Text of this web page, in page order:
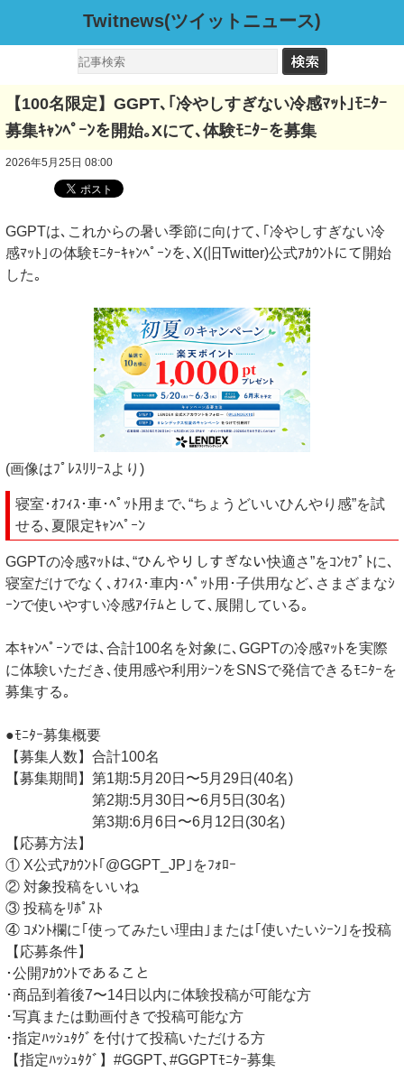
Twitnews(ツイットニュース)
【100名限定】GGPT､｢冷やしすぎない冷感ﾏｯﾄ｣ﾓﾆﾀｰ
募集ｷｬﾝﾍﾟｰﾝを開始｡Xにて､体験ﾓﾆﾀｰを募集
2026年5月25日 08:00
GGPTは､これからの暑い季節に向けて､｢冷やしすぎない冷
感ﾏｯﾄ｣の体験ﾓﾆﾀｰｷｬﾝﾍﾟｰﾝを､X(旧Twitter)公式ｱｶｳﾝﾄにて開始
した｡
(画像はﾌﾟﾚｽﾘﾘｰｽより)
寝室･ｵﾌｨｽ･車･ﾍﾟｯﾄ用まで､“ちょうどいいひんやり感”を試
せる､夏限定ｷｬﾝﾍﾟｰﾝ
GGPTの冷感ﾏｯﾄは､“ひんやりしすぎない快適さ”をｺﾝｾﾌﾟﾄに､
寝室だけでなく､ｵﾌｨｽ･車内･ﾍﾟｯﾄ用･子供用など､さまざまなｼ
ｰﾝで使いやすい冷感ｱｲﾃﾑとして､展開している｡
本ｷｬﾝﾍﾟｰﾝでは､合計100名を対象に､GGPTの冷感ﾏｯﾄを実際
に体験いただき､使用感や利用ｼｰﾝをSNSで発信できるﾓﾆﾀｰを
募集する｡
●ﾓﾆﾀｰ募集概要
【募集人数】合計100名
【募集期間】第1期:5月20日〜5月29日(40名)
第2期:5月30日〜6月5日(30名)
第3期:6月6日〜6月12日(30名)
【応募方法】
① X公式ｱｶｳﾝﾄ｢@GGPT_JP｣をﾌｫﾛｰ
② 対象投稿をいいね
③ 投稿をﾘﾎﾟｽﾄ
④ ｺﾒﾝﾄ欄に｢使ってみたい理由｣または｢使いたいｼｰﾝ｣を投稿
【応募条件】
･公開ｱｶｳﾝﾄであること
･商品到着後7〜14日以内に体験投稿が可能な方
･写真または動画付きで投稿可能な方
･指定ﾊｯｼｭﾀｸﾞを付けて投稿いただける方
【指定ﾊｯｼｭﾀｸﾞ】#GGPT､#GGPTﾓﾆﾀｰ募集